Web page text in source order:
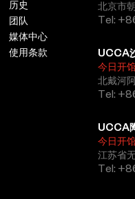
历史
团队
媒体中心
使用条款
北京市
Tel:
UCCA
今日开
北戴河
Tel:
UCCA
今日开
江苏省
Tel: